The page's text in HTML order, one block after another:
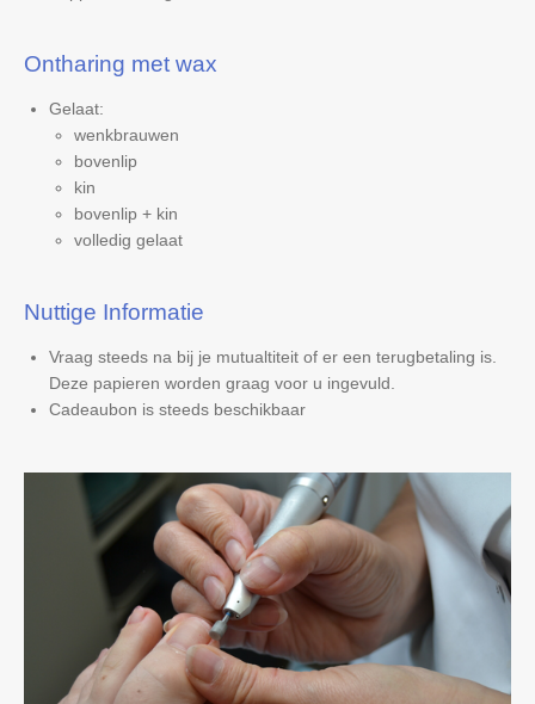
Ontharing met wax
Gelaat:
wenkbrauwen
bovenlip
kin
bovenlip + kin
volledig gelaat
Nuttige Informatie
Vraag steeds na bij je mutualtiteit of er een terugbetaling is.
Deze papieren worden graag voor u ingevuld.
Cadeaubon is steeds beschikbaar